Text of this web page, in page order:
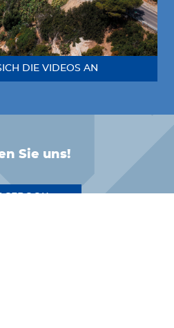
DIE VIDEOS AN
Sie uns!